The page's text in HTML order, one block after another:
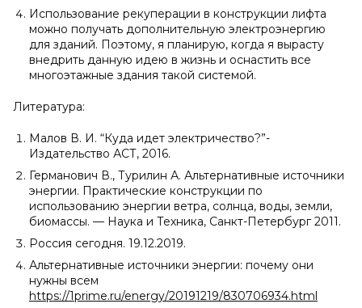
Использование рекуперации в конструкции лифта
можно получать дополнительную электроэнергию
для зданий. Поэтому, я планирую, когда я вырасту
внедрить данную идею в жизнь и оснастить все
многоэтажные здания такой системой.
Литература:
Малов В. И. “Куда идет электричество?”-
Издательство АСТ, 2016.
Германович В., Турилин А. Альтернативные источники
энергии. Практические конструкции по
использованию энергии ветра, солнца, воды, земли,
биомассы. — Наука и Техника, Санкт-Петербург 2011.
Россия сегодня. 19.12.2019.
Альтернативные источники энергии: почему они
нужны всем
https://1prime.ru/energy/20191219/830706934.html